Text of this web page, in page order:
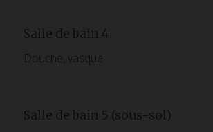
Salle de bain 4
Salle de bain 5 (sous-sol)